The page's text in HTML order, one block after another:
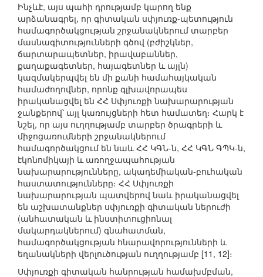
Ինչևէ, այս պահի դրությամբ կարող ենք
արձանագրել, որ գիտական սփյուռք-պետություն
համագործակցության շրջանակներում տարբեր
մասնագիտությունների գծով (բժիշկներ,
ճարտարապետներ, իրավաբաններ,
քաղաքագետներ, հայագետներ և այլն)
կազմակերպվել են մի քանի համահայկական
համաժողովներ, որոնք գլխավորապես
իրականացվել են ՀՀ Սփյուռքի նախարարության
ջանքերով՝ այլ կառույցների հետ համատեղ։ Հարկ է
նշել, որ այս ուղղությամբ տարբեր ծրագրերի և
միջոցառումների շրջանակներում
համագործակցում են նաև ՀՀ ԿԳՆ-ն, ՀՀ ԿԳՆ ԳՊԿ-ն,
էկոնոմիկայի և առողջապահության
նախարարությունները, ակադեմիական-բուհական
հաստատությունները։ ՀՀ Սփյուռքի
նախարարության պատվերով նաև իրականացվել
են աշխատանքներ սփյուռքի գիտական ներուժի
(անհատական և ինստիտուցիոնալ
մակարդակներում) գնահատման,
համագործակցության հնարավորությունների և
եղանակների վերլուծության ուղղությամբ [11, 12]։
Սփյուռքի գիտական հանրության համախմբման,